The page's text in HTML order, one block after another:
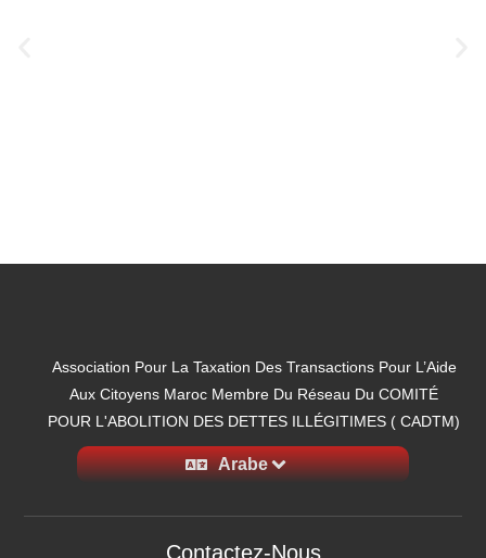
Contactez-Nous
Association Pour La Taxation Des Transactions Pour L’Aide
Aux Citoyens Maroc Membre Du Réseau Du COMITÉ
POUR L'ABOLITION DES DETTES ILLÉGITIMES ( CADTM)
Arabe